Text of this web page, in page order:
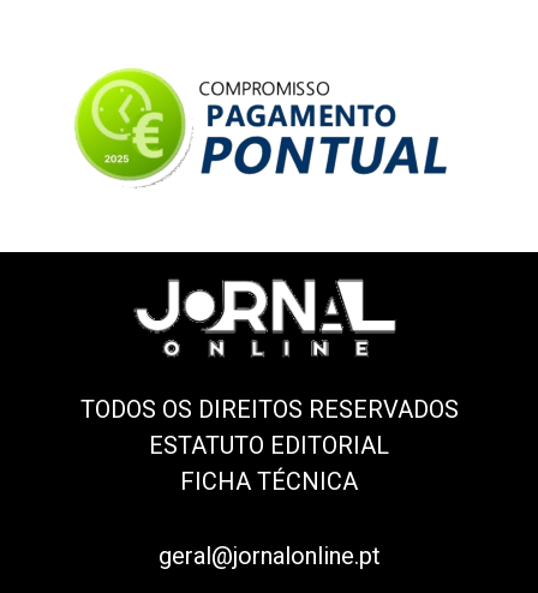
TODOS OS DIREITOS RESERVADOS
ESTATUTO EDITORIAL
FICHA TÉCNICA
geral@jornalonline.pt